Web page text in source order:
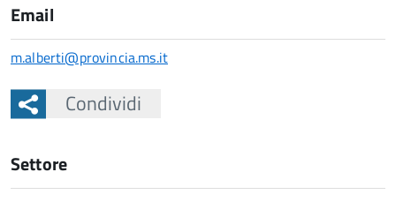
Email
m.alberti@provincia.ms.it
Condividi
Settore